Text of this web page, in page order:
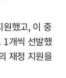
했고, 이 중
개씩 선발했
재정 지원을